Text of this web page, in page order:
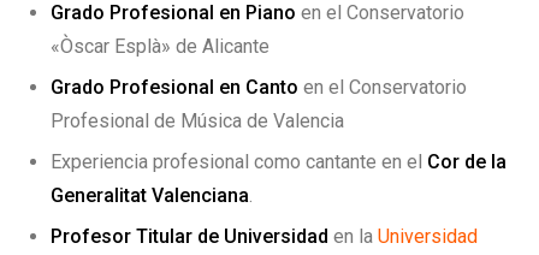
Grado Profesional en Piano en el Conservatorio
«Òscar Esplà» de Alicante
Grado Profesional en Canto en el Conservatorio
Profesional de Música de Valencia
Experiencia profesional como cantante en el Cor de la
Generalitat Valenciana.
Profesor Titular de Universidad en laUniversidad